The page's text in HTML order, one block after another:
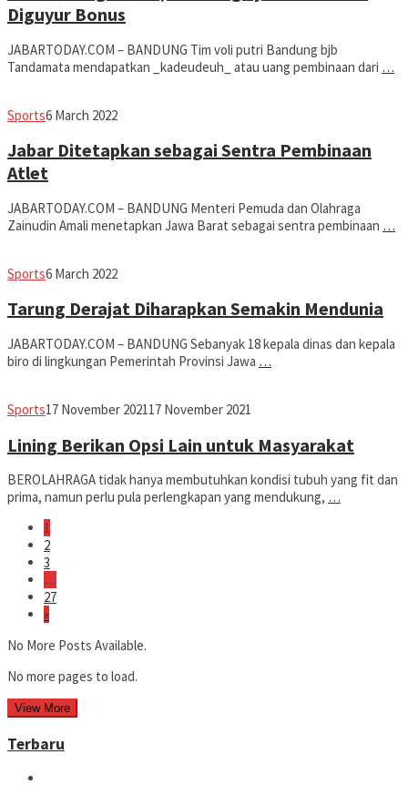
Diguyur Bonus
JABARTODAY.COM – BANDUNG Tim voli putri Bandung bjb
Tandamata mendapatkan _kadeudeuh_ atau uang pembinaan dari …
SportsAvila
6 March 2022
Jabar Ditetapkan sebagai Sentra Pembinaan
Atlet
JABARTODAY.COM – BANDUNG Menteri Pemuda dan Olahraga
Zainudin Amali menetapkan Jawa Barat sebagai sentra pembinaan …
SportsAvila
6 March 2022
Tarung Derajat Diharapkan Semakin Mendunia
JABARTODAY.COM – BANDUNG Sebanyak 18 kepala dinas dan kepala
biro di lingkungan Pemerintah Provinsi Jawa …
SportsAvila
17 November 202117 November 2021
Lining Berikan Opsi Lain untuk Masyarakat
BEROLAHRAGA tidak hanya membutuhkan kondisi tubuh yang fit dan
prima, namun perlu pula perlengkapan yang mendukung, …
1
2
3
…
27
»
No More Posts Available.
No more pages to load.
View More
Terbaru